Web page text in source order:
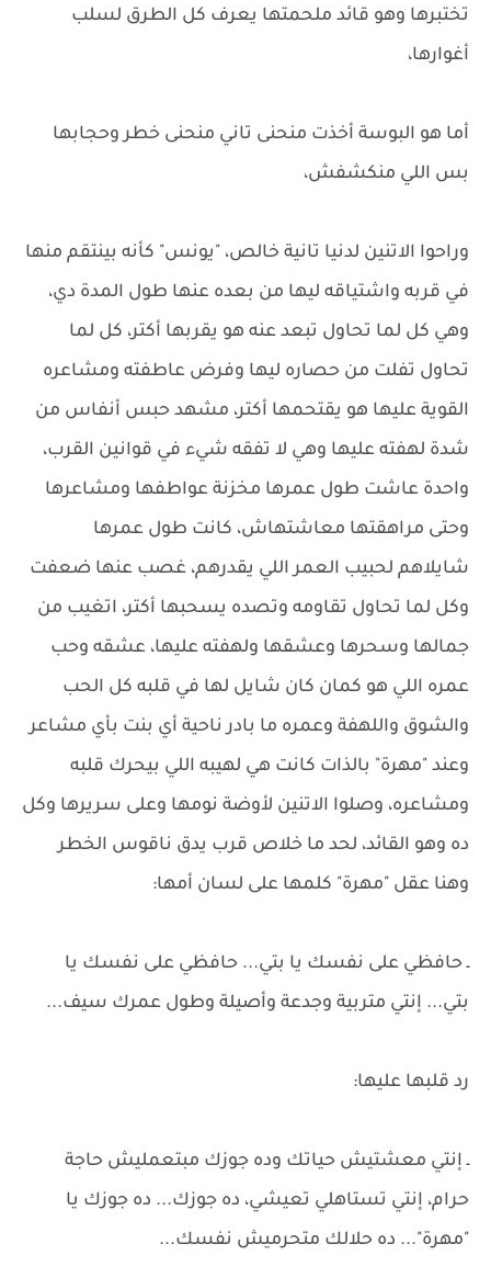
تختبرها وهو قائد ملحمتها يعرف كل الطرق لسلب
أغوارها،
أما هو البوسة أخذت منحنى تاني منحنى خطر وحجابها
بس اللي منكشفش،
وراحوا الاتنين لدنيا تانية خالص، "يونس" كأنه بينتقم منها
في قربه واشتياقه ليها من بعده عنها طول المدة دي،
وهي كل لما تحاول تبعد عنه هو يقربها أكتر، كل لما
تحاول تفلت من حصاره ليها وفرض عاطفته ومشاعره
القوية عليها هو يقتحمها أكتر، مشهد حبس أنفاس من
شدة لهفته عليها وهي لا تفقه شيء في قوانين القرب،
واحدة عاشت طول عمرها مخزنة عواطفها ومشاعرها
وحتى مراهقتها معاشتهاش، كانت طول عمرها
شايلاهم لحبيب العمر اللي يقدرهم، غصب عنها ضعفت
وكل لما تحاول تقاومه وتصده يسحبها أكتر، اتغيب من
جمالها وسحرها وعشقها ولهفته عليها، عشقه وحب
عمره اللي هو كمان كان شايل لها في قلبه كل الحب
والشوق واللهفة وعمره ما بادر ناحية أي بنت بأي مشاعر
وعند "مهرة" بالذات كانت هي لهيبه اللي بيحرك قلبه
ومشاعره، وصلوا الاتنين لأوضة نومها وعلى سريرها وكل
ده وهو القائد، لحد ما خلاص قرب يدق ناقوس الخطر
وهنا عقل "مهرة" كلمها على لسان أمها:
ـ حافظي على نفسك يا بتي... حافظي على نفسك يا
بتي... إنتي متربية وجدعة وأصيلة وطول عمرك سيف...
رد قلبها عليها:
ـ إنتي معشتيش حياتك وده جوزك مبتعمليش حاجة
حرام، إنتي تستاهلي تعيشي، ده جوزك... ده جوزك يا
"مهرة"... ده حلالك متحرميش نفسك...